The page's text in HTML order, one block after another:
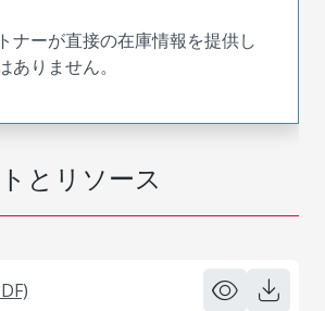
とリソース
ナーが直接の在庫情報を提供し
ありません。